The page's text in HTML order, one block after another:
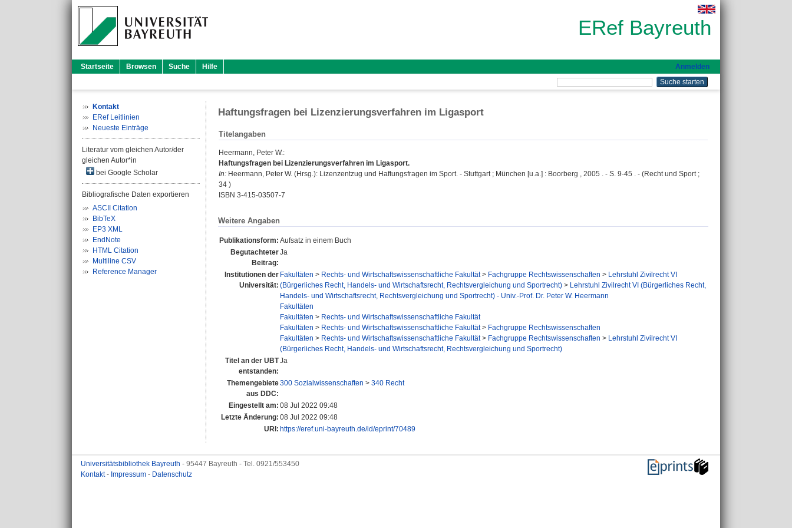
ERef Bayreuth
Startseite Browsen Suche Hilfe Anmelden
Kontakt
ERef Leitlinien
Neueste Einträge
Literatur vom gleichen Autor/der
gleichen Autor*in
bei Google Scholar
Bibliografische Daten exportieren
ASCII Citation
BibTeX
EP3 XML
EndNote
HTML Citation
Multiline CSV
Reference Manager
Haftungsfragen bei Lizenzierungsverfahren im Ligasport
Titelangaben
Heermann, Peter W.:
Haftungsfragen bei Lizenzierungsverfahren im Ligasport.
In: Heermann, Peter W. (Hrsg.): Lizenzentzug und Haftungsfragen im Sport. - Stuttgart ; München [u.a.] : Boorberg , 2005 . - S. 9-45 . - (Recht und Sport ;
34 )
ISBN 3-415-03507-7
Weitere Angaben
Publikationsform: Aufsatz in einem Buch
Begutachteter
Beitrag:
Ja
Institutionen der
Universität:
Fakultäten > Rechts- und Wirtschaftswissenschaftliche Fakultät> Fachgruppe Rechtswissenschaften > Lehrstuhl Zivilrecht VI
(Bürgerliches Recht, Handels- und Wirtschaftsrecht, Rechtsvergleichung und Sportrecht) > Lehrstuhl Zivilrecht VI (Bürgerliches Recht,
Handels- und Wirtschaftsrecht, Rechtsvergleichung und Sportrecht) - Univ.-Prof. Dr. Peter W. Heermann
Fakultäten
Fakultäten > Rechts- und Wirtschaftswissenschaftliche Fakultät
Fakultäten > Rechts- und Wirtschaftswissenschaftliche Fakultät> Fachgruppe Rechtswissenschaften
Fakultäten > Rechts- und Wirtschaftswissenschaftliche Fakultät> Fachgruppe Rechtswissenschaften > Lehrstuhl Zivilrecht VI
(Bürgerliches Recht, Handels- und Wirtschaftsrecht, Rechtsvergleichung und Sportrecht)
Titel an der UBT
entstanden:
Ja
Themengebiete
aus DDC:
300 Sozialwissenschaften > 340 Recht
Eingestellt am: 08 Jul 2022 09:48
Letzte Änderung: 08 Jul 2022 09:48
URI: https://eref.uni-bayreuth.de/id/eprint/70489
Universitätsbibliothek Bayreuth - 95447 Bayreuth - Tel. 0921/553450
Kontakt- Impressum - Datenschutz